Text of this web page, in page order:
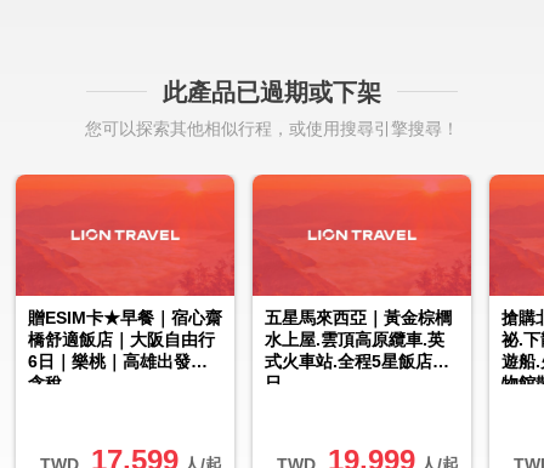
此產品已過期或下架
您可以探索其他相似行程，或使用搜尋引擎搜尋！
TWD 17,599 人/起
贈ESIM卡★早餐｜宿心齋
橋舒適飯店｜大阪自由行
6日｜樂桃｜高雄出發｜
含稅
TWD 19,999 人/起
五星馬來西亞｜黃金棕櫚
水上屋.雲頂高原纜車.英
式火車站.全程5星飯店五
日
搶購
祕.下
遊船.
物館